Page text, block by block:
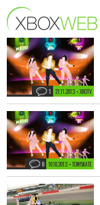
21.11.2013 • XKOTV
1
10.10.2013 • TONYSKATE
0